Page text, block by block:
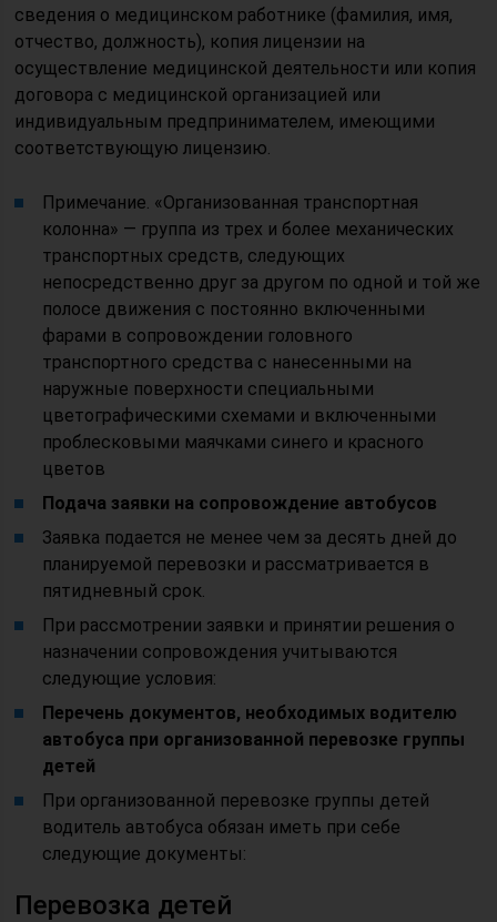
сведения о медицинском работнике (фамилия, имя,
отчество, должность), копия лицензии на
осуществление медицинской деятельности или копия
договора с медицинской организацией или
индивидуальным предпринимателем, имеющими
соответствующую лицензию.
Примечание. «Организованная транспортная
колонна» — группа из трех и более механических
транспортных средств, следующих
непосредственно друг за другом по одной и той же
полосе движения с постоянно включенными
фарами в сопровождении головного
транспортного средства с нанесенными на
наружные поверхности специальными
цветографическими схемами и включенными
проблесковыми маячками синего и красного
цветов
Подача заявки на сопровождение автобусов
Заявка подается не менее чем за десять дней до
планируемой перевозки и рассматривается в
пятидневный срок.
При рассмотрении заявки и принятии решения о
назначении сопровождения учитываются
следующие условия:
Перечень документов, необходимых водителю
автобуса при организованной перевозке группы
детей
При организованной перевозке группы детей
водитель автобуса обязан иметь при себе
следующие документы:
Перевозка детей